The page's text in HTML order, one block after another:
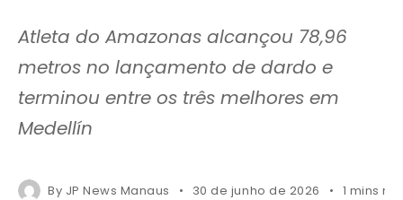
Atleta do Amazonas alcançou 78,96
metros no lançamento de dardo e
terminou entre os três melhores em
Medellín
By JP News Manaus 30 de junho de 2026 1 mins